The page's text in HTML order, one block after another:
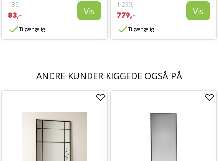
139,-
83,- Vis
Tilgængelig
1.299,-
779,- Vis
Tilgængelig
ANDRE KUNDER KIGGEDE OGSÅ PÅ